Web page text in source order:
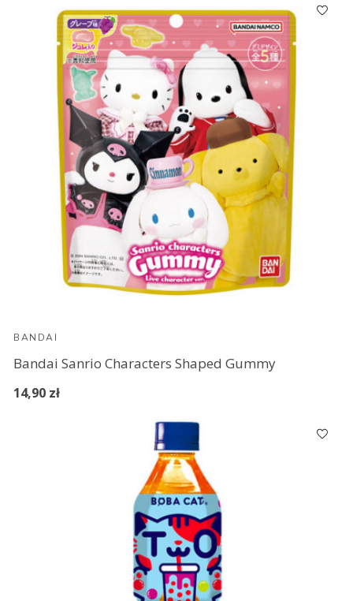
BANDAI
Bandai Sanrio Characters Shaped Gummy
14,90 zł